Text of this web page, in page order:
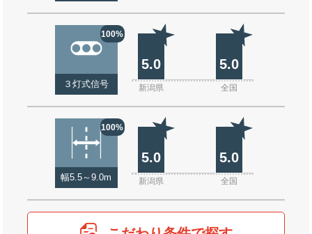
100%
３灯式信号
5.0 5.0
新潟県 全国
100%
幅5.5～9.0m
5.0 5.0
新潟県 全国